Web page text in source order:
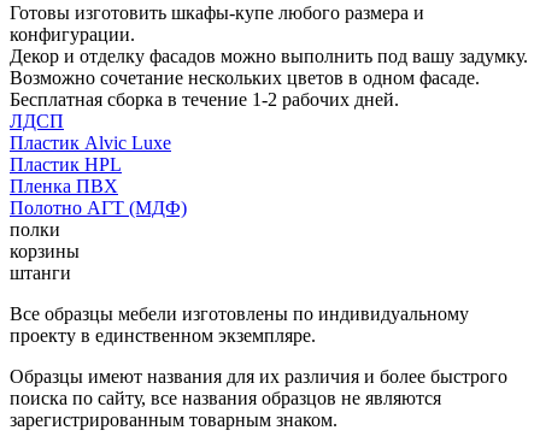
Готовы изготовить шкафы-купе любого размера и
конфигурации.
Декор и отделку фасадов можно выполнить под вашу задумку.
Возможно сочетание нескольких цветов в одном фасаде.
Бесплатная сборка в течение 1-2 рабочих дней.
ЛДСП
Пластик Alvic Luxe
Пластик HPL
Пленка ПВХ
Полотно АГТ (МДФ)
полки
корзины
штанги
Все образцы мебели изготовлены по индивидуальному
проекту в единственном экземпляре.
Образцы имеют названия для их различия и более быстрого
поиска по сайту, все названия образцов не являются
зарегистрированным товарным знаком.